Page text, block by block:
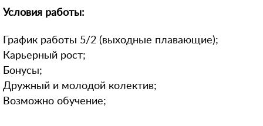
Условия работы:
График работы 5/2 (выходные плавающие);
Карьерный рост;
Бонусы;
Дружный и молодой колектив;
Возможно обучение;